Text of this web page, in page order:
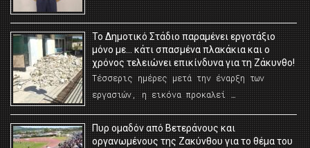
Το Δημοτικό Στάδιο παραμένει εργοτάξιο
μόνο με… κάτι σπασμένα πλακάκια και ο
χρόνος τελειώνει επικίνδυνα για τη Ζάκυνθο!
Τέσσερις ημέρες μετά την έναρξη των
εργασιών, η εικόνα προκαλεί …
Πυρ ομαδόν από Βετεράνους και
οργανωμένους της Ζακύνθου για το θέμα του